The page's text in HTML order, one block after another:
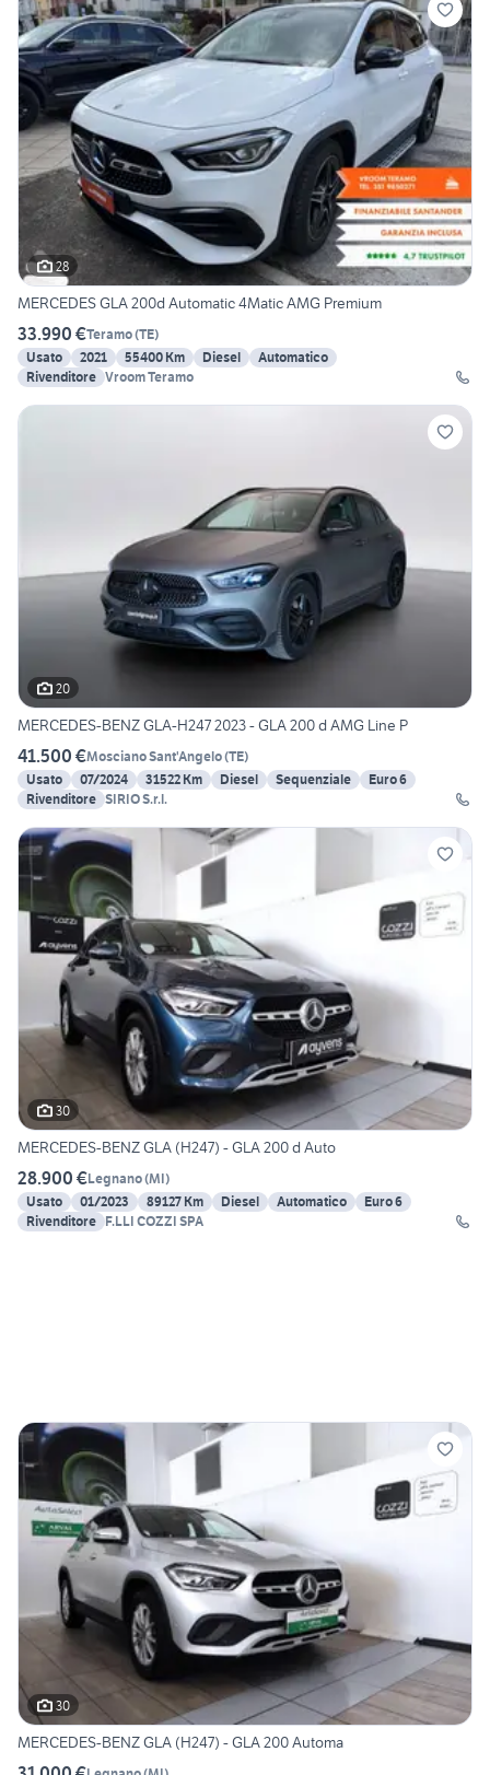
28
MERCEDES GLA 200d Automatic 4Matic AMG Premium
33.990 €Teramo(TE)
Usato
2021 55400 Km Diesel
Automatico
Rivenditore Vroom Teramo
20
MERCEDES-BENZ GLA-H247 2023 - GLA 200 d AMG Line P
41.500 €Mosciano Sant'Angelo(TE)
Usato
07/2024 31522 Km Diesel Sequenziale
Euro 6
Rivenditore SIRIO S.r.l.
30
MERCEDES-BENZ GLA (H247) - GLA 200 d Auto
28.900 €Legnano(MI)
Usato
01/2023 89127 Km Diesel Automatico
Euro 6
Rivenditore F.LLI COZZI SPA
30
MERCEDES-BENZ GLA (H247) - GLA 200 Automa